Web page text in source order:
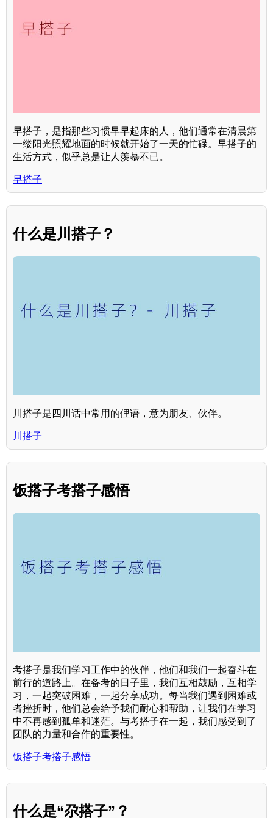
早搭子，是指那些习惯早早起床的人，他们通常在清晨第
一缕阳光照耀地面的时候就开始了一天的忙碌。早搭子的
生活方式，似乎总是让人羡慕不已。
早搭子
什么是川搭子？
川搭子是四川话中常用的俚语，意为朋友、伙伴。
川搭子
饭搭子考搭子感悟
考搭子是我们学习工作中的伙伴，他们和我们一起奋斗在
前行的道路上。在备考的日子里，我们互相鼓励，互相学
习，一起突破困难，一起分享成功。每当我们遇到困难或
者挫折时，他们总会给予我们耐心和帮助，让我们在学习
中不再感到孤单和迷茫。与考搭子在一起，我们感受到了
团队的力量和合作的重要性。
饭搭子考搭子感悟
什么是“尕搭子”？